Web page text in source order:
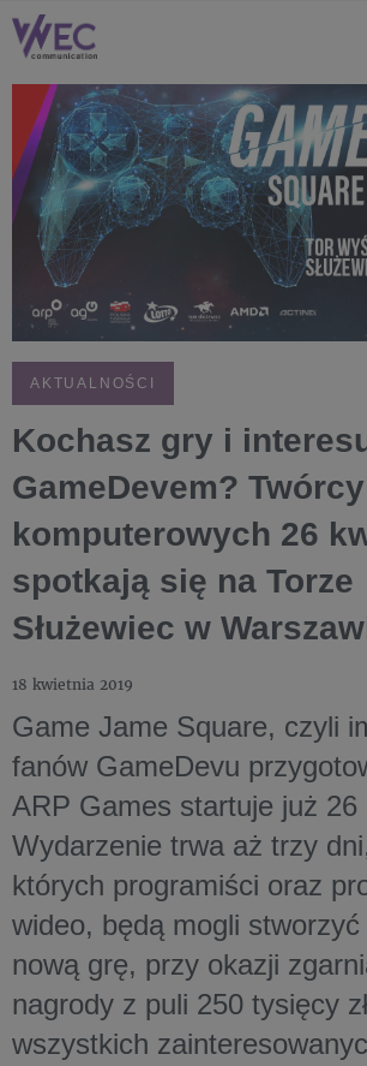
AKTUALNOŚCI
Kochasz gry i
GameDevem?
komputerowych 26
spotkają się na Torze
Służewiec w
18 kwietnia 2019
Game Jame Square, czyli
fanów GameDevu
ARP Games startuje już 26
Wydarzenie trwa aż trzy
których programiści oraz
wideo, będą mogli stworzyć
nową grę, przy okazji
nagrody z puli 250 tysięcy
wszystkich